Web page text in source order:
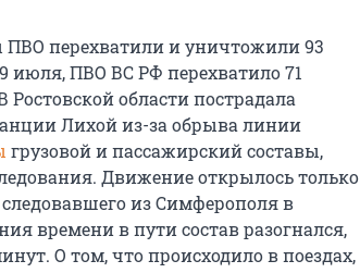
ПВО перехватили и уничтожили 93
июля, ПВО ВС РФ перехватило 71
области пострадала
Лихой из-за обрыва линии
грузовой и пассажирский составы,
Движение открылось только
из Симферополя в
времени в пути состав разогнался,
О том, что происходило в поездах,